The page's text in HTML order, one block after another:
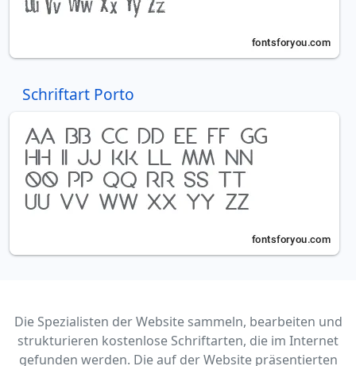
Schriftart Porto
Die Spezialisten der Website sammeln, bearbeiten und
strukturieren kostenlose Schriftarten, die im Internet
gefunden werden. Die auf der Website präsentierten